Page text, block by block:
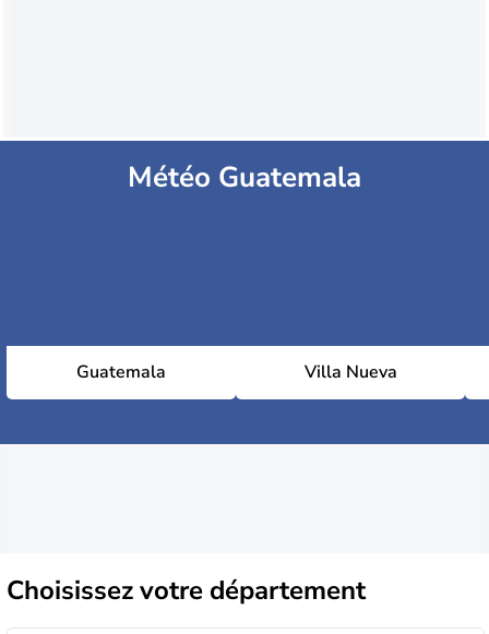
Météo Guatemala
Guatemala Villa Nueva
Choisissezvotre département